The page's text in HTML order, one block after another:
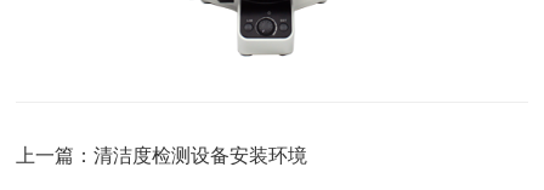
上一篇：清洁度检测设备安装环境